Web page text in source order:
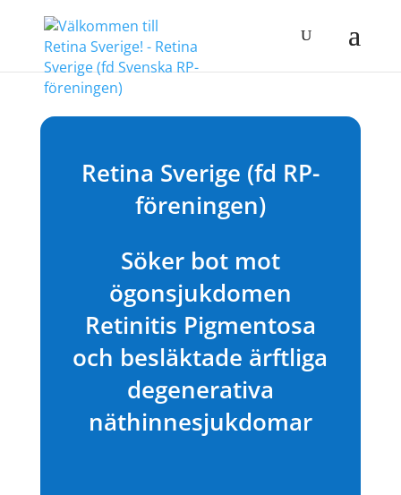
Retina Sverige (fd RP-
föreningen)
Söker bot mot
ögonsjukdomen
Retinitis Pigmentosa
och besläktade ärftliga
degenerativa
näthinnesjukdomar